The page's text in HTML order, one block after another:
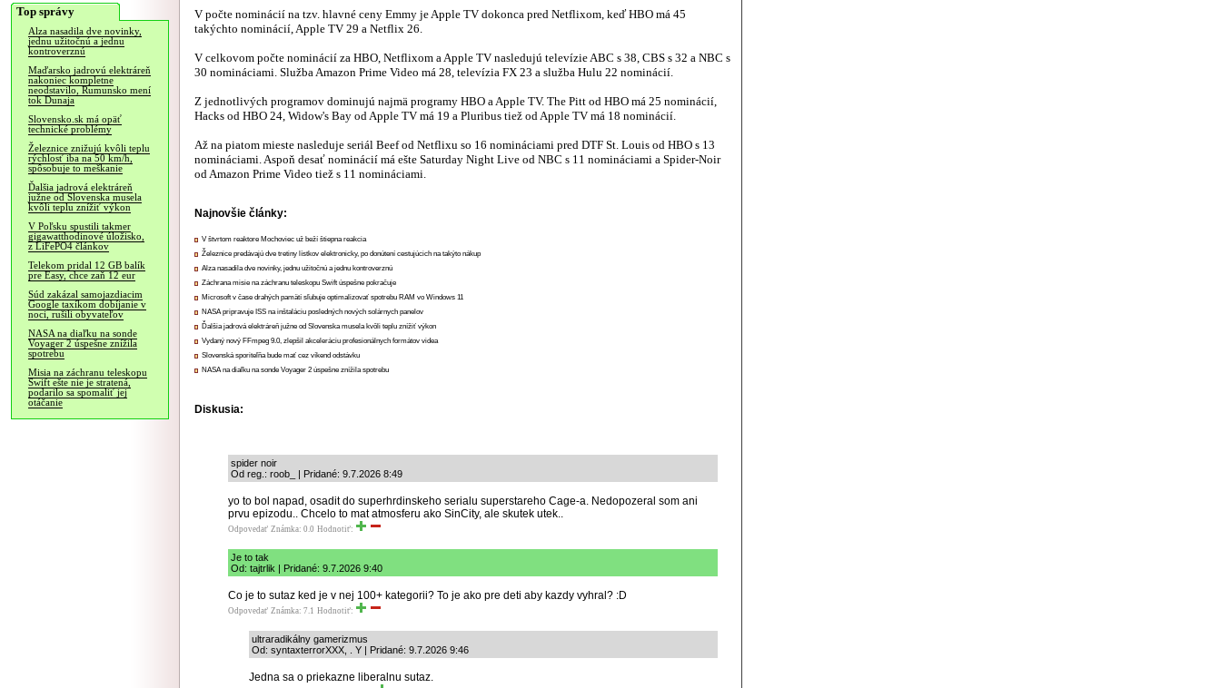
Top správy
Alza nasadila dve novinky,
jednu užitočnú a jednu
kontroverznú
Maďarsko jadrovú elektráreň
nakoniec kompletne
neodstavilo, Rumunsko mení
tok Dunaja
Slovensko.sk má opäť
technické problémy
Železnice znižujú kvôli teplu
rýchlosť iba na 50 km/h,
spôsobuje to meškanie
Ďalšia jadrová elektráreň
južne od Slovenska musela
kvôli teplu znížiť výkon
V Poľsku spustili takmer
gigawatthodinové úložisko,
z LiFePO4 článkov
Telekom pridal 12 GB balík
pre Easy, chce zaň 12 eur
Súd zakázal samojazdiacim
Google taxíkom dobíjanie v
noci, rušili obyvateľov
NASA na diaľku na sonde
Voyager 2 úspešne znížila
spotrebu
Misia na záchranu teleskopu
Swift ešte nie je stratená,
podarilo sa spomaliť jej
otáčanie
V počte nominácií na tzv. hlavné ceny Emmy je Apple TV dokonca pred Netflixom, keď HBO má 45
takýchto nominácií, Apple TV 29 a Netflix 26.
V celkovom počte nominácií za HBO, Netflixom a Apple TV nasledujú televízie ABC s 38, CBS s 32 a NBC s
30 nomináciami. Služba Amazon Prime Video má 28, televízia FX 23 a služba Hulu 22 nominácií.
Z jednotlivých programov dominujú najmä programy HBO a Apple TV. The Pitt od HBO má 25 nominácií,
Hacks od HBO 24, Widow's Bay od Apple TV má 19 a Pluribus tiež od Apple TV má 18 nominácií.
Až na piatom mieste nasleduje seriál Beef od Netflixu so 16 nomináciami pred DTF St. Louis od HBO s 13
nomináciami. Aspoň desať nominácií má ešte Saturday Night Live od NBC s 11 nomináciami a Spider-Noir
od Amazon Prime Video tiež s 11 nomináciami.
Najnovšie články:
V štvrtom reaktore Mochoviec už beží štiepna reakcia
Železnice predávajú dve tretiny lístkov elektronicky, po donútení cestujúcich na takýto nákup
Alza nasadila dve novinky, jednu užitočnú a jednu kontroverznú
Záchrana misie na záchranu teleskopu Swift úspešne pokračuje
Microsoft v čase drahých pamätí sľubuje optimalizovať spotrebu RAM vo Windows 11
NASA pripravuje ISS na inštaláciu posledných nových solárnych panelov
Ďalšia jadrová elektráreň južne od Slovenska musela kvôli teplu znížiť výkon
Vydaný nový FFmpeg 9.0, zlepšil akceleráciu profesionálnych formátov videa
Slovenská sporiteľňa bude mať cez víkend odstávku
NASA na diaľku na sonde Voyager 2 úspešne znížila spotrebu
Diskusia:
spider noir
Od reg.: roob_ | Pridané: 9.7.2026 8:49
yo to bol napad, osadit do superhrdinskeho serialu superstareho Cage-a. Nedopozeral som ani
prvu epizodu.. Chcelo to mat atmosferu ako SinCity, ale skutek utek..
Odpovedať Známka: 0.0 Hodnotiť:
Je to tak
Od: tajtrlik | Pridané: 9.7.2026 9:40
Co je to sutaz ked je v nej 100+ kategorii? To je ako pre deti aby kazdy vyhral? :D
Odpovedať Známka: 7.1 Hodnotiť:
ultraradikálny gamerizmus
Od: syntaxterrorXXX, . Y | Pridané: 9.7.2026 9:46
Jedna sa o priekazne liberalnu sutaz.